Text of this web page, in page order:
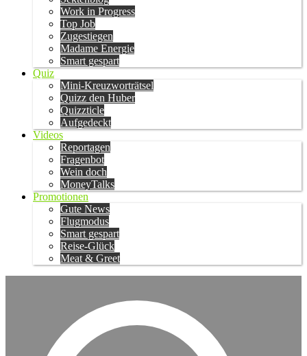
Work in Progress
Top Job
Zugestiegen
Madame Energie
Smart gespart
Quiz
Mini-Kreuzworträtsel
Quizz den Huber
Quizzticle
Aufgedeckt
Videos
Reportagen
Fragenbot
Wein doch
MoneyTalks
Promotionen
Gute News
Flugmodus
Smart gespart
Reise-Glück
Meat & Greet